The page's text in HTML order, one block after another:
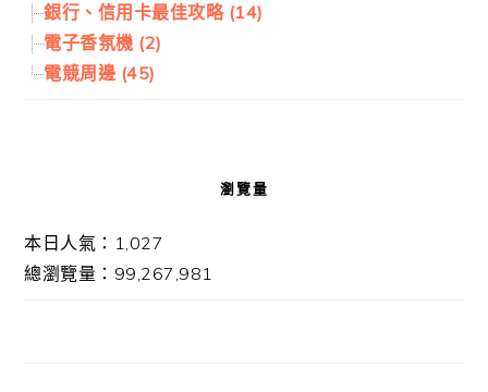
銀行、信用卡最佳攻略 (14)
電子香氛機 (2)
電競周邊 (45)
瀏覽量
本日人氣：1,027
總瀏覽量：99,267,981